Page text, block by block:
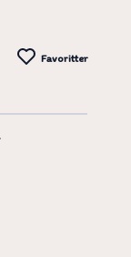
Favoritter